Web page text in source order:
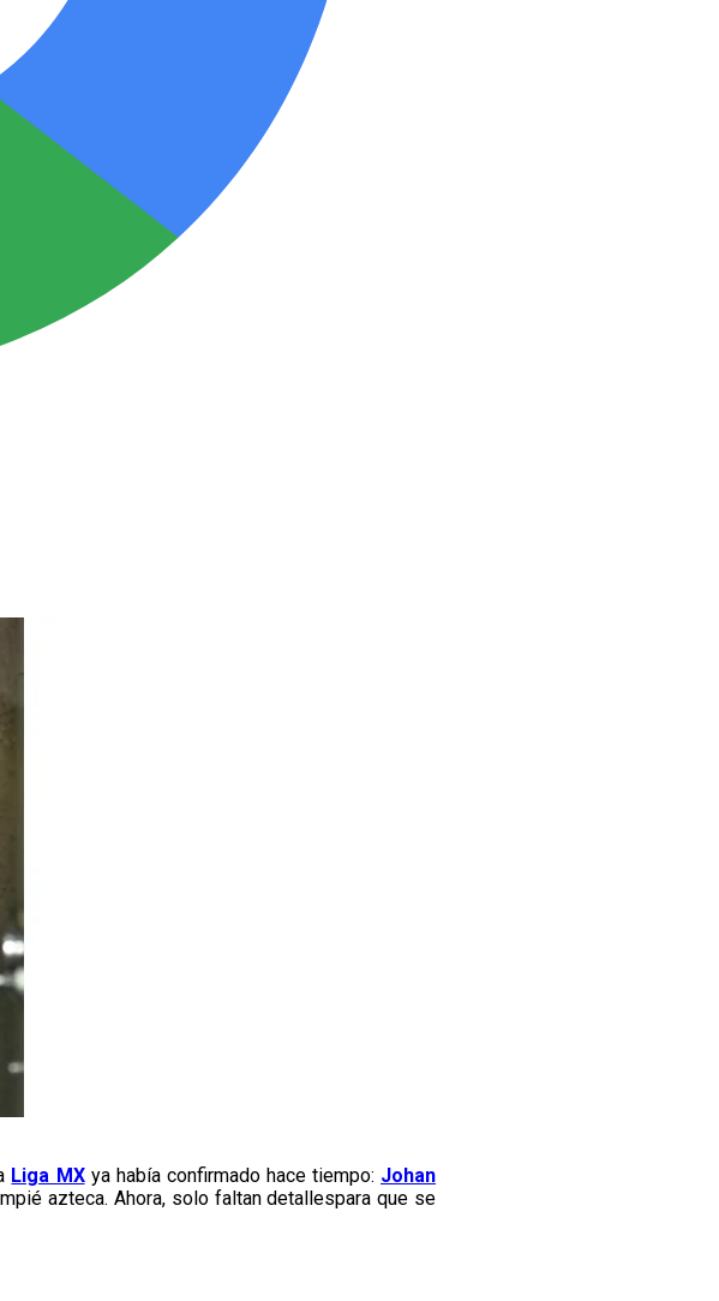
Liga MXya había confirmado hace tiempo: Johan
azteca. Ahora, solo faltan detallespara que se